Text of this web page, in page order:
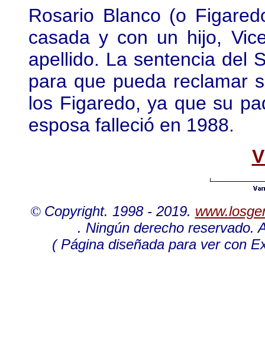
Rosario Blanco (o
casada y con un hijo,
apellido. La sentencia del
para que pueda reclamar
los Figaredo, ya que su
esposa falleció en 1988.
© Copyright. 1998 - 2019.
. Ningún derecho reservado.
( Página diseñada para ver con